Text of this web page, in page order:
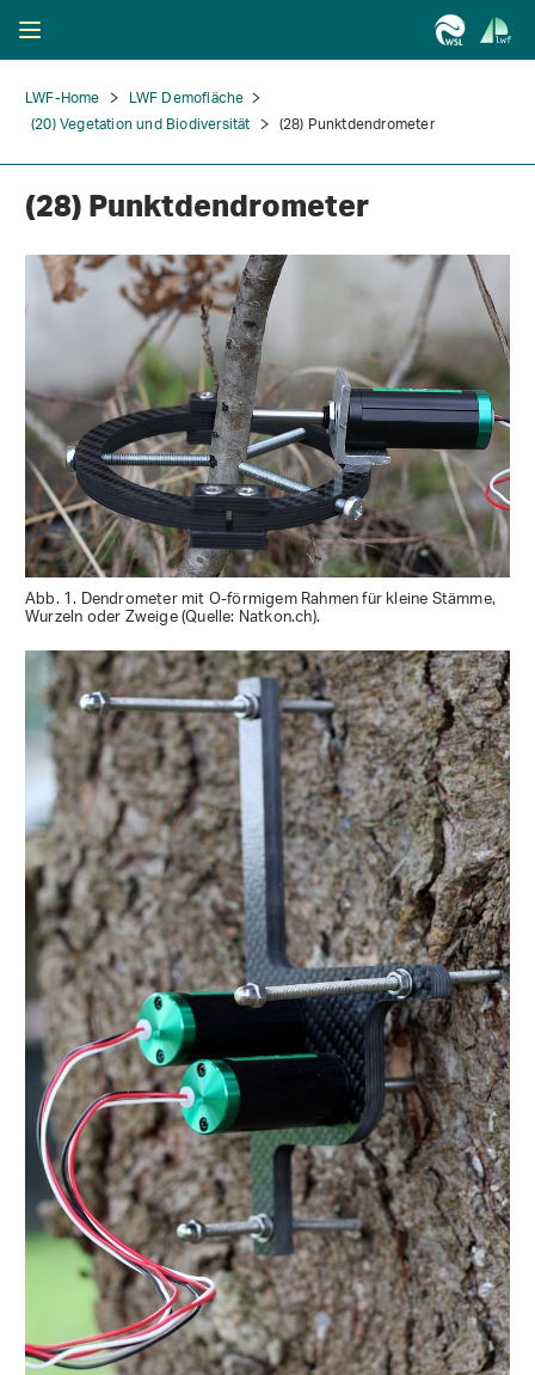
LWF-Home
LWF Demofläche
(20) Vegetation und Biodiversität
(28) Punktdendrometer
(28) Punktdendrometer
Abb. 1. Dendrometer mit O-förmigem Rahmen für kleine Stämme,
Wurzeln oder Zweige (Quelle: Natkon.ch).